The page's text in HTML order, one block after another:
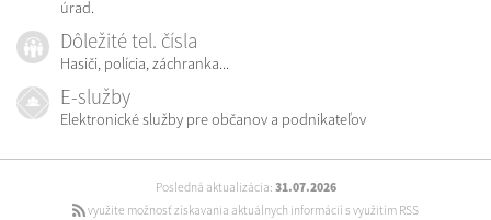
úrad.
Dôležité tel. čísla
Hasiči, polícia, záchranka...
E-služby
Elektronické služby pre občanov a podnikateľov
Posledná aktualizácia: 31.07.2026
využite možnosť získavania aktuálnych informácií s využitím RSS